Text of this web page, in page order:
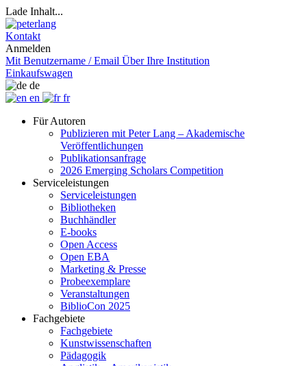
Lade Inhalt...
Kontakt
Anmelden
Mit Benutzername / Email Über Ihre Institution
Einkaufswagen
de
en
fr
Für Autoren
Publizieren mit Peter Lang – Akademische
Veröffentlichungen
Publikationsanfrage
2026 Emerging Scholars Competition
Serviceleistungen
Serviceleistungen
Bibliotheken
Buchhändler
E-books
Open Access
Open EBA
Marketing & Presse
Probeexemplare
Veranstaltungen
BiblioCon 2025
Fachgebiete
Fachgebiete
Kunstwissenschaften
Pädagogik